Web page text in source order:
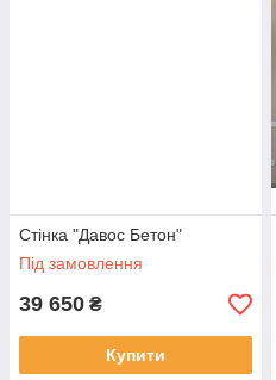
Стінка "Давос Бетон"
Під замовлення
39 650 ₴
Купити